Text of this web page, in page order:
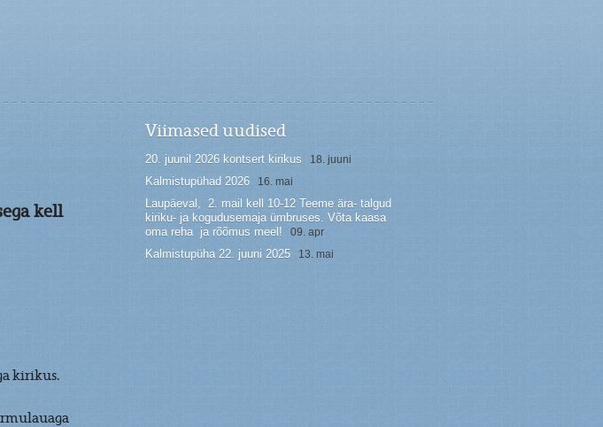
kell
kirikus.
Viimased uudised
20. juunil 2026 kontsert kirikus 18. juuni
Kalmistupühad 2026 16. mai
Laupäeval, 2. mail kell 10-12 Teeme ära- talgud
kiriku- ja kogudusemaja ümbruses. Võta kaasa
oma reha ja rõõmus meel!
09. apr
Kalmistupüha 22. juuni 2025 13. mai